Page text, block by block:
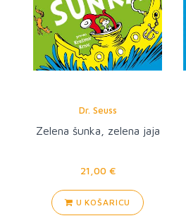
Dr. Seuss
Zelena šunka, zelena jaja
21,00 €
U KOŠARICU